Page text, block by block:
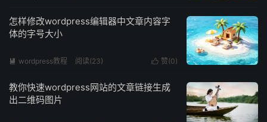
怎样修改wordpress编辑器中文章内容字
体的字号大小
 赞(0)
 wordpress教程 阅读(23)
教你快速wordpress网站的文章链接生成
出二维码图片